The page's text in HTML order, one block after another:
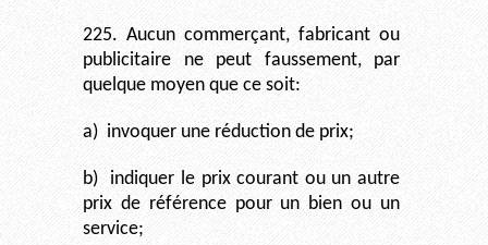
225. Aucun commerçant, fabricant ou
publicitaire ne peut faussement, par
quelque moyen que ce soit:
a) invoquer une réduction de prix;
b)
indiquer le prix courant ou un autre
prix de référence pour un bien ou un
service;